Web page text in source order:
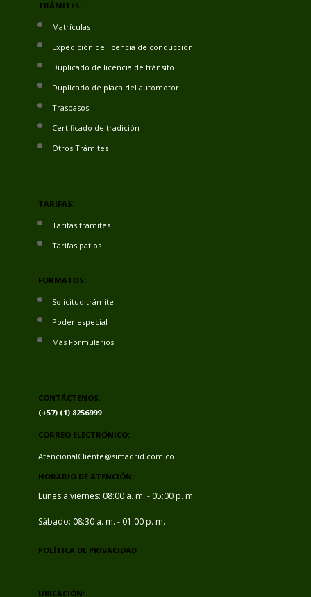
TRÁMITES:
Matrículas
Expedición de licencia de conducción
Duplicado de licencia de tránsito
Duplicado de placa del automotor
Traspasos
Certificado de tradición
Otros Trámites
TARIFAS:
Tarifas trámites
Tarifas patios
FORMATOS:
Solicitud trámite
Poder especial
Más Formularios
CONTÁCTENOS:
(+57) (1) 8256999
CORREO ELECTRÓNICO:
AtencionalCliente@simadrid.com.co
HORARIO DE ATENCIÓN:
Lunes a viernes: 08:00 a. m. - 05:00 p. m.
Sábado: 08:30 a. m. - 01:00 p. m.
POLÍTICA DE PRIVACIDAD
UBICACIÓN: